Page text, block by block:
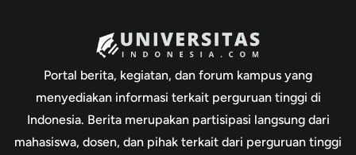
Portal berita, kegiatan, dan forum kampus yang
menyediakan informasi terkait perguruan tinggi di
Indonesia. Berita merupakan partisipasi langsung dari
mahasiswa, dosen, dan pihak terkait dari perguruan tinggi